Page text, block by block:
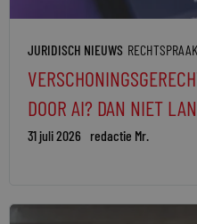
JURIDISCH NIEUWS RECHTSPRAAK
DOOR AI? DAN NIET
31 juli 2026 redactie Mr.